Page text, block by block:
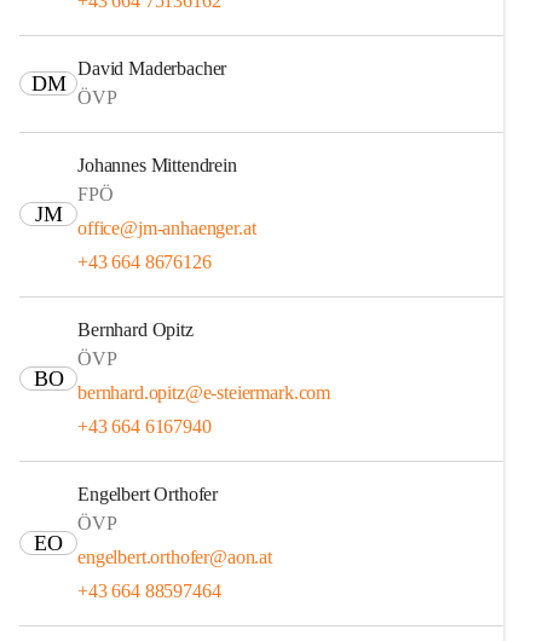
DM
David Maderbacher
ÖVP
JM
Johannes Mittendrein
FPÖ
office@jm-anhaenger.at
+43 664 8676126
BO
Bernhard Opitz
ÖVP
bernhard.opitz@e-steiermark.com
+43 664 6167940
EO
Engelbert Orthofer
ÖVP
engelbert.orthofer@aon.at
+43 664 88597464